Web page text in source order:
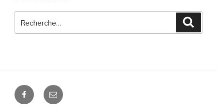
pour
FacebookE-
mail